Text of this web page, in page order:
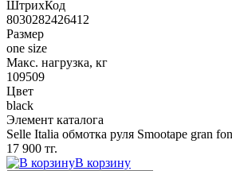
ШтрихКод
8030282426412
Размер
one size
Макс. нагрузка, кг
109509
Цвет
black
Элемент каталога
Selle Italia обмотка руля Smootape gran
17 900 тг.
В корзину